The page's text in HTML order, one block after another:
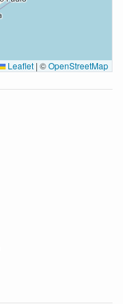
Leaflet | ©OpenStreetMap